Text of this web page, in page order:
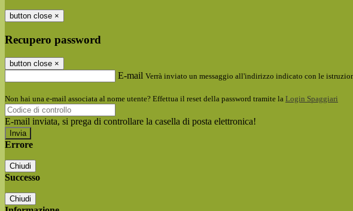
button close ×
Recupero password
button close ×
E-mail Verrà inviato un messaggio all'indirizzo indicato con le
Non hai una e-mail associata al nome utente? Effettua il reset della password tramite la Login Spaggiari
E-mail inviata, si prega di controllare la casella di posta elettronica!
Errore
Chiudi
Successo
Chiudi